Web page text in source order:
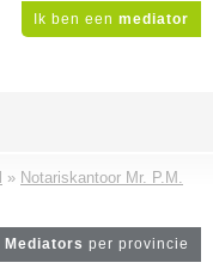
Ik ben een mediator
» Notariskantoor Mr. P.M.
Mediators per provincie